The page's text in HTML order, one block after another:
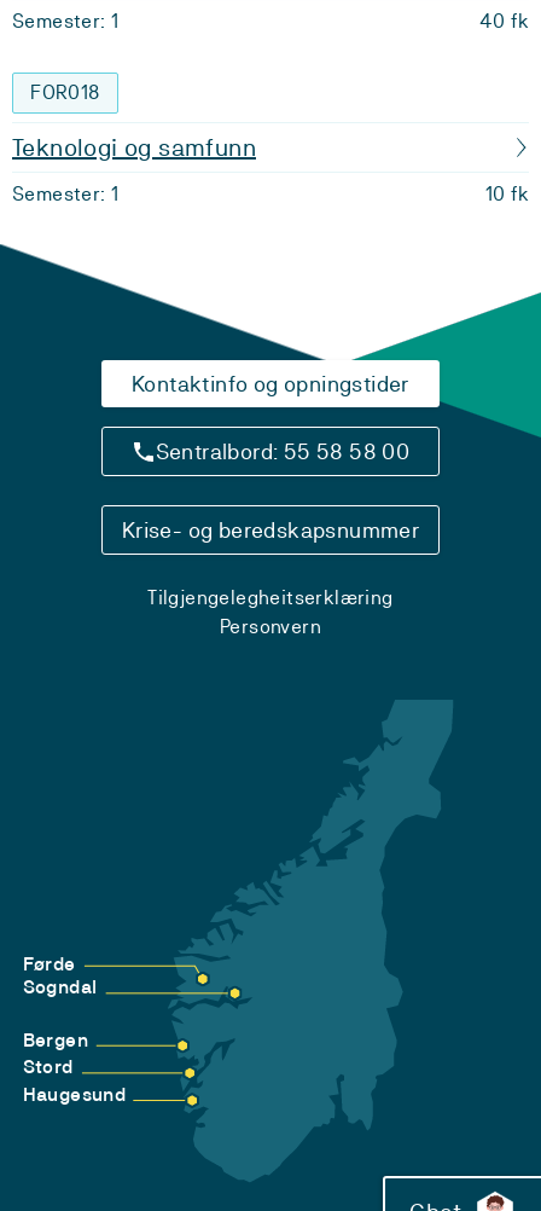
Semester: 1 40 fk
FOR018
Teknologi og samfunn
Semester: 1 10 fk
Kontaktinfo og opningstider
Sentralbord: 55 58 58 00
Krise- og beredskapsnummer
Tilgjengelegheitserklæring
Personvern
Førde
Sogndal
Bergen
Stord
Haugesund